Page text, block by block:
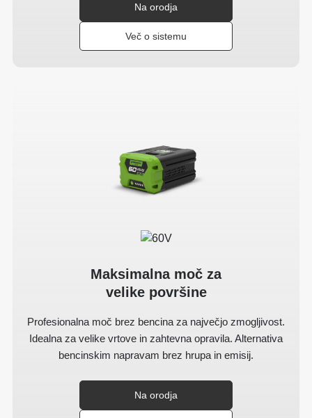
Na orodja
Več o sistemu
Maksimalna moč za
velike površine
Profesionalna moč brez bencina za največjo zmogljivost.
Idealna za velike vrtove in zahtevna opravila. Alternativa
bencinskim napravam brez hrupa in emisij.
Na orodja